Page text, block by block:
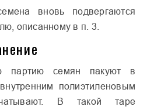
вновь подвергаются
описанному в п. 3.
партию семян пакуют в
полиэтиленовым
В такой таре